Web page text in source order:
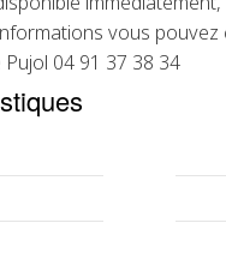
vous
04 91 37 38 34